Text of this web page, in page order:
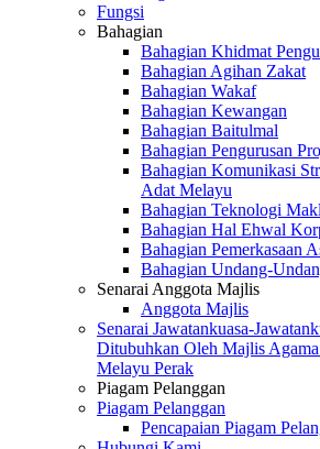
Fungsi
Bahagian
Bahagian Khidmat
Bahagian Agihan Zakat
Bahagian Wakaf
Bahagian Kewangan
Bahagian Baitulmal
Bahagian Pengurusan
Bahagian Komunikasi
Adat Melayu
Bahagian Teknologi
Bahagian Hal Ehwal
Bahagian Pemerkasaan
Bahagian Undang-
Senarai Anggota Majlis
Anggota Majlis
Senarai Jawatankuasa-
Ditubuhkan Oleh Majlis
Melayu Perak
Piagam Pelanggan
Piagam Pelanggan
Pencapaian Piagam